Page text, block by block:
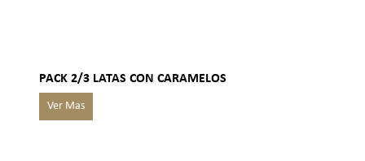
PACK 2/3 LATAS CON CARAMELOS